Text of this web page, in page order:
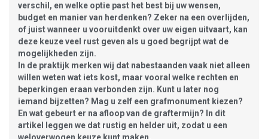
verschil, en welke optie past het best bij uw wensen,
budget en manier van herdenken? Zeker na een overlijden,
of juist wanneer u vooruitdenkt over uw eigen uitvaart, kan
deze keuze veel rust geven als u goed begrijpt wat de
mogelijkheden zijn.
In de praktijk merken wij dat nabestaanden vaak niet alleen
willen weten wat iets kost, maar vooral welke rechten en
beperkingen eraan verbonden zijn. Kunt u later nog
iemand bijzetten? Mag u zelf een grafmonument kiezen?
En wat gebeurt er na afloop van de graftermijn? In dit
artikel leggen we dat rustig en helder uit, zodat u een